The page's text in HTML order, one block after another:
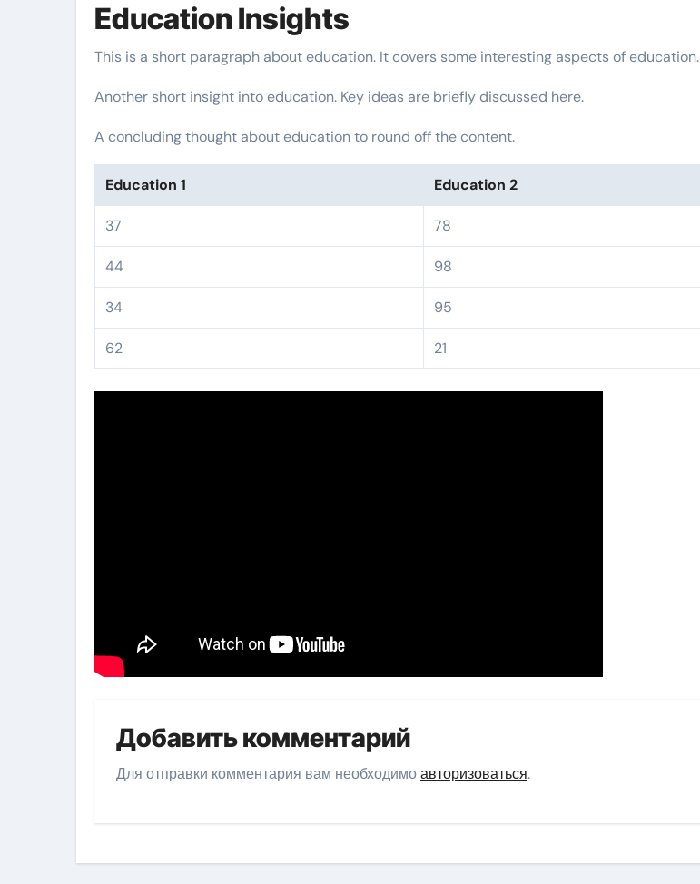
Education Insights
This is a short paragraph about education. It covers some interesting aspects of education.
Another short insight into education. Key ideas are briefly discussed here.
A concluding thought about education to round off the content.
Education 1 Education 2
37 78
44 98
34 95
62 21
Добавить комментарий
Для отправки комментария вам необходимоавторизоваться.